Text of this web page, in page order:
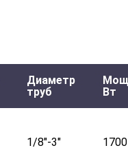
Диаметр
труб
Вт
1/8"-3" 1700